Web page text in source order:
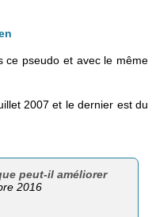
ce pseudo et avec le même
2007 et le dernier est du
peut-il améliorer
2016